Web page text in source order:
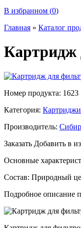
В избранном (0)
Главная » Каталог
Номер продукта: 1623
Категория: Картриджи
Производитель:
Заказать Добавить в
Основные
Состав: Природный
Подробное описание